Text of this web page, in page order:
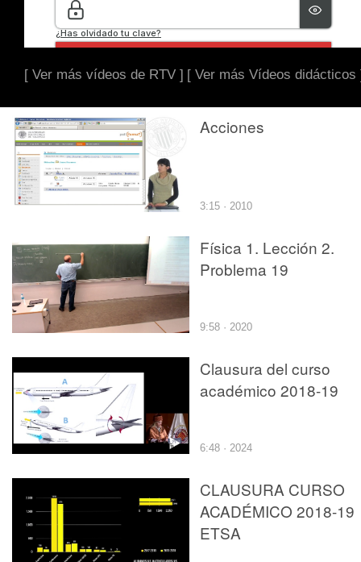
[ Ver más vídeos de RTV ] [ Ver más Vídeos didácticos
Acciones
3:15 · 2010
Física 1. Lección 2.
Problema 19
9:58 · 2020
Clausura del curso
académico 2018-19
6:48 · 2024
CLAUSURA CURSO
ACADÉMICO 2018-19
ETSA